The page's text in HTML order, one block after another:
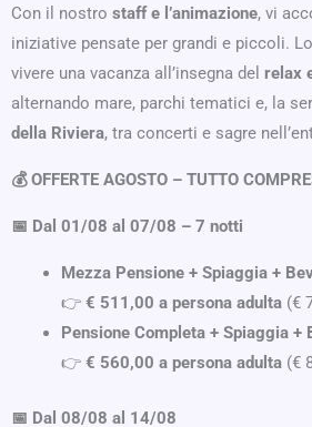
Con il nostro staff e l’animazione, vi
iniziative pensate per grandi e piccoli.
vivere una vacanza all’insegna del relax
alternando mare, parchi tematici e, la
della Riviera, tra concerti e sagre
💰 OFFERTE AGOSTO – TUTTO
📅 Dal 01/08 al 07/08 – 7 notti
Mezza Pensione + Spiaggia +
👉 € 511,00 a persona adulta (€
Pensione Completa + Spiaggia +
👉 € 560,00 a persona adulta (€
📅 Dal 08/08 al 14/08